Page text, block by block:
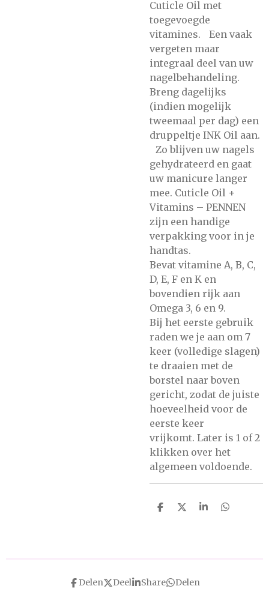
Cuticle Oil met
toegevoegde
vitamines. Een vaak
vergeten maar
integraal deel van uw
nagelbehandeling.
Breng dagelijks
(indien mogelijk
tweemaal per dag) een
druppeltje INK Oil aan.
Zo blijven uw nagels
gehydrateerd en gaat
uw manicure langer
mee. Cuticle Oil +
Vitamins – PENNEN
zijn een handige
verpakking voor in je
handtas.
Bevat vitamine A, B, C,
D, E, F en K en
bovendien rijk aan
Omega 3, 6 en 9.
Bij het eerste gebruik
raden we je aan om 7
keer (volledige slagen)
te draaien met de
borstel naar boven
gericht, zodat de juiste
hoeveelheid voor de
eerste keer
vrijkomt. Later is 1 of 2
klikken over het
algemeen voldoende.
D
D
S
D
Delen Deel Share Delen